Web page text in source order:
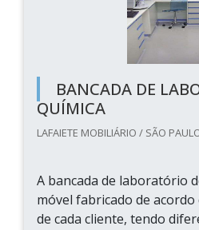
BANCADA DE
QUÍMICA
LAFAIETE MOBILIÁRIO / SÃO
A bancada de laboratório
móvel fabricado de acordo
de cada cliente, tendo